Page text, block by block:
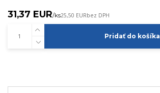
31,37 EUR/ks25,50 EURbez DPH
Pridať do košíka